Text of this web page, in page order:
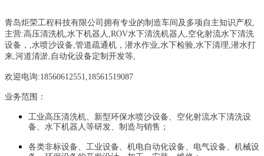
青岛炬荣工程科技有限公司拥有专业的制造车间及多项自主知识产权,
主营:高压清洗机,水下机器人,ROV水下清洗机器人,空化射流水下清洗
设备， ,水喷沙设备,管道疏通机 ， 潜水作业,水下检验,水下清理,潜水打
来,河道清淤,自动化设备定制开发等,
欢迎电询:18560612551,18561519087
业务范围：
工业高压清洗机、新型环保水喷沙设备、空化射流水下清洗设
备、水下机器人等研发、制造与销售；
各类非标设备、工业设备、机电自动化设备、电气设备、机械设